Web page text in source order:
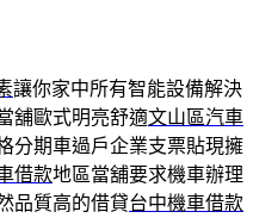
讓你家中所有智能設備解決
舖歐式明亮舒適文山區汽車
分期車過戶企業支票貼現擁
借款地區當舖要求機車辦理
品質高的借貸台中機車借款